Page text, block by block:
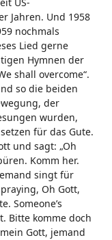
Jahren. Und 1958
nochmals
Lied gerne
Hymnen der
shall overcome“.
so die beiden
der
wurden,
für das Gute.
und sagt: „Oh
Komm her.
singt für
Oh Gott,
Someone’s
Bitte komme doch
Gott, jemand